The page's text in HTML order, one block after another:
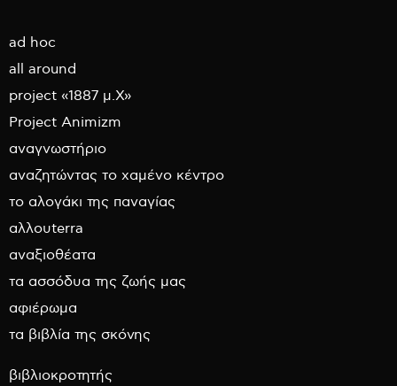
ad hoc
all around
project «1887 μ.Χ»
Project Animizm
αναγνωστήριο
αναζητώντας το χαμένο κέντρο
το αλογάκι της παναγίας
αλλουterra
αναξιοθέατα
τα ασσόδυα της ζωής μας
αφιέρωμα
τα βιβλία της σκόνης
βιβλιοκροτητής